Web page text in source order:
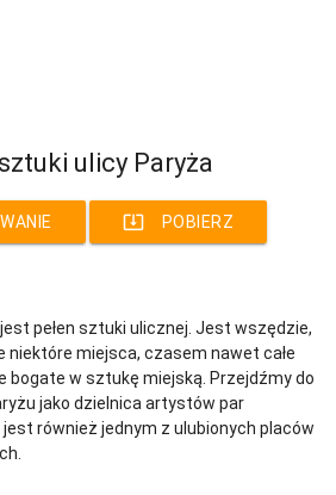
ulicy Paryża
system_update_alt POBIERZ
pełen sztuki ulicznej. Jest wszędzie,
niektóre miejsca, czasem nawet całe
bogate w sztukę miejską. Przejdźmy do
jako dzielnica artystów par
również jednym z ulubionych placów